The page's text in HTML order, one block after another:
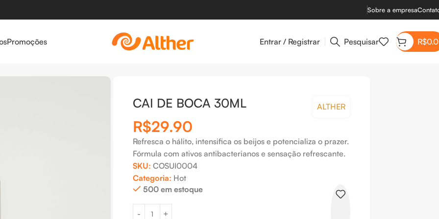
Sobre a empresa
Promoções Entrar / Registrar Pesquisar R$
CAI DE BOCA 30ML ALTHER
R$29.90
Refresca o hálito, intensifica os beijos e potencializa o prazer.
Fórmula com ativos antibacterianos e sensação refrescante.
SKU: COSUI0004
Categoria: Hot
500 em estoque